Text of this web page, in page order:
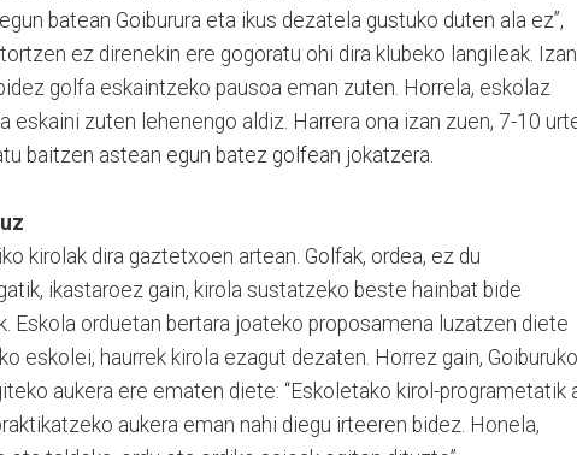
batean Goiburura eta ikus dezatela gustuko duten ala ez”,
ez direnekin ere gogoratu ohi dira klubeko langileak. Izan
golfa eskaintzeko pausoa eman zuten. Horrela, eskolaz
eskaini zuten lehenengo aldiz. Harrera ona izan zuen, 7-10
baitzen astean egun batez golfean jokatzera.
kirolak dira gaztetxoen artean. Golfak, ordea, ez du
ikastaroez gain, kirola sustatzeko beste hainbat bide
Eskola orduetan bertara joateko proposamena luzatzen diete
eskolei, haurrek kirola ezagut dezaten. Horrez gain, Goiburuko
aukera ere ematen diete: “Eskoletako kirol-programetatik
aukera eman nahi diegu irteeren bidez. Honela,